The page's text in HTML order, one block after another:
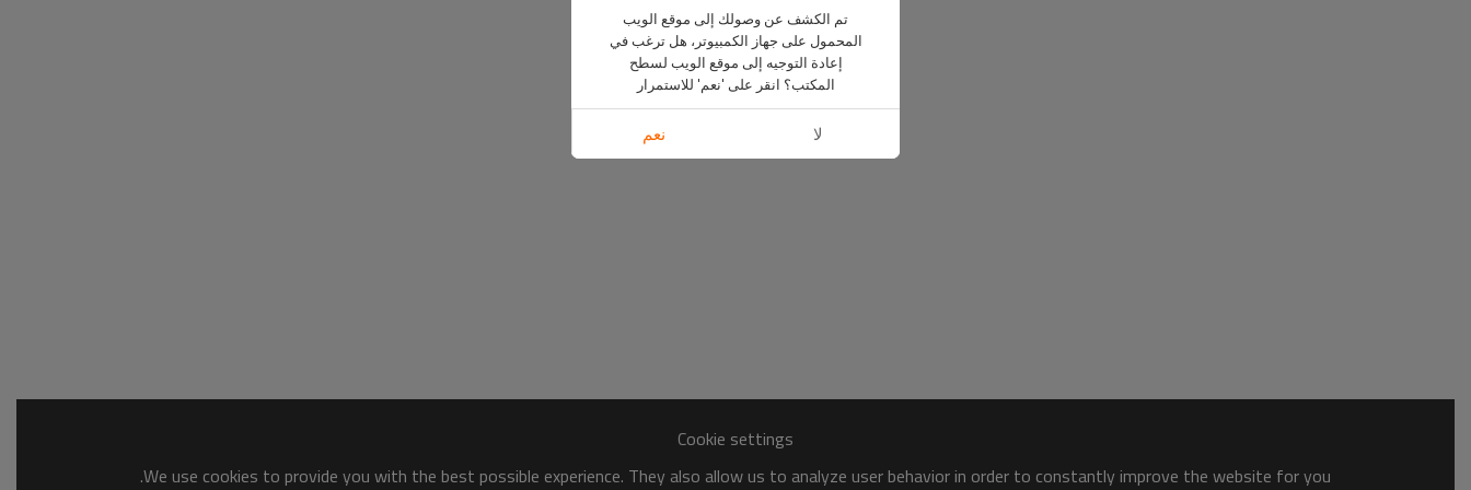
Cookie settings
We use cookies to provide you with the best possible experience. They also allow us to analyze user behavior in order to constantly improve the website for you.
تم الكشف عن وصولك إلى موقع الويب
المحمول على جهاز الكمبيوتر، هل ترغب في
إعادة التوجيه إلى موقع الويب لسطح
المكتب؟ انقر على 'نعم' للاستمرار
لا نعم